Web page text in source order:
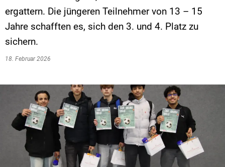
ergattern. Die jüngeren Teilnehmer von 13 – 15
Jahre schafften es, sich den 3. und 4. Platz zu
sichern.
18. Februar 2026